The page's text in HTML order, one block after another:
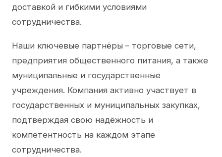
доставкой и гибкими условиями
сотрудничества.
Наши ключевые партнёры – торговые сети,
предприятия общественного питания, а также
муниципальные и государственные
учреждения. Компания активно участвует в
государственных и муниципальных закупках,
подтверждая свою надёжность и
компетентность на каждом этапе
сотрудничества.